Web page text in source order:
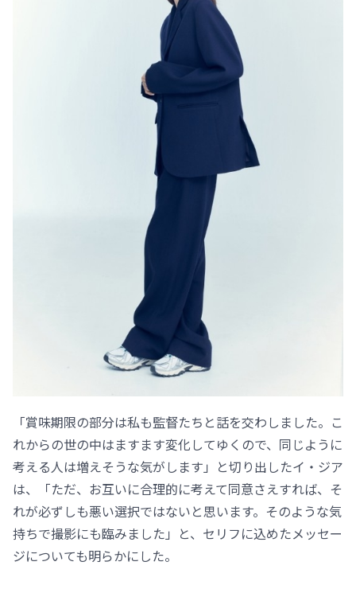
「賞味期限の部分は私も監督たちと話を交わしました。こ
れからの世の中はますます変化してゆくので、同じように
考える人は増えそうな気がします」と切り出したイ・ジア
は、「ただ、お互いに合理的に考えて同意さえすれば、そ
れが必ずしも悪い選択ではないと思います。そのような気
持ちで撮影にも臨みました」と、セリフに込めたメッセー
ジについても明らかにした。